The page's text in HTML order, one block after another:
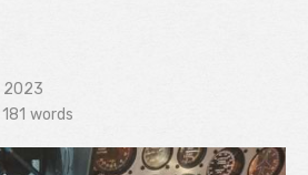
2023
181 words